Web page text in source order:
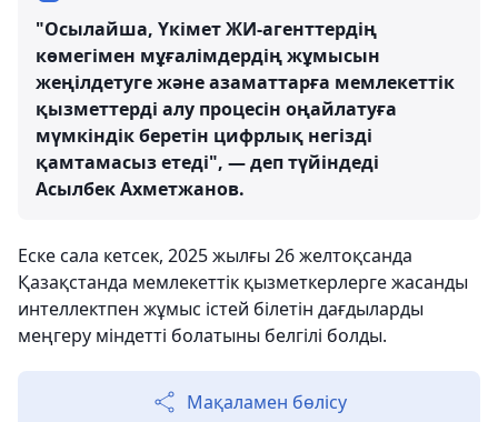
"Осылайша, Үкімет ЖИ-агенттердің
көмегімен мұғалімдердің жұмысын
жеңілдетуге және азаматтарға мемлекеттік
қызметтерді алу процесін оңайлатуға
мүмкіндік беретін цифрлық негізді
қамтамасыз етеді", — деп түйіндеді
Асылбек Ахметжанов.
Еске сала кетсек, 2025 жылғы 26 желтоқсанда
Қазақстанда мемлекеттік қызметкерлерге жасанды
интеллектпен жұмыс істей білетін дағдыларды
меңгеру міндетті болатыны белгілі болды.
Мақаламен бөлісу